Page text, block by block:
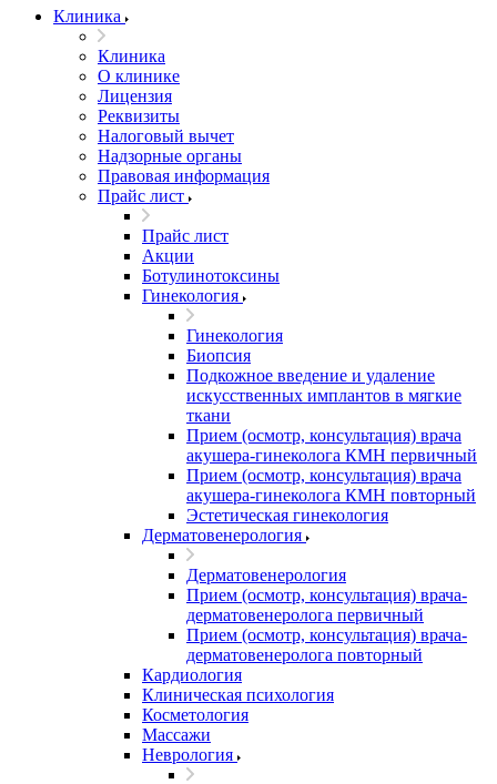
Клиника
Клиника
О клинике
Лицензия
Реквизиты
Налоговый вычет
Надзорные органы
Правовая информация
Прайс лист
Прайс лист
Акции
Ботулинотоксины
Гинекология
Гинекология
Биопсия
Подкожное введение и удаление
искусственных имплантов в мягкие
ткани
Прием (осмотр, консультация) врача
акушера-гинеколога КМН первичный
Прием (осмотр, консультация) врача
акушера-гинеколога КМН повторный
Эстетическая гинекология
Дерматовенерология
Дерматовенерология
Прием (осмотр, консультация) врача-
дерматовенеролога первичный
Прием (осмотр, консультация) врача-
дерматовенеролога повторный
Кардиология
Клиническая психология
Косметология
Массажи
Неврология